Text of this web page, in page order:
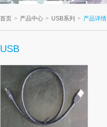
首页 > 产品中心 > USB系列 > 产品详情
USB